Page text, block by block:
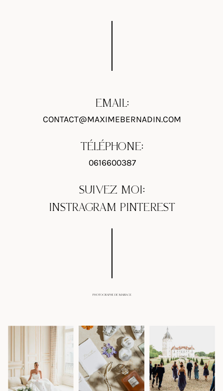
EMAIL:
CONTACT@MAXIMEBERNADIN.COM
TÉLÉPHONE:
0616600387
SUIVEZ MOI:
INSTRAGRAM PINTEREST
PHOTOGRAPHE DE MARIAGE